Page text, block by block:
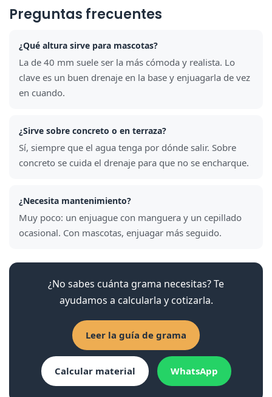
Preguntas frecuentes
¿Qué altura sirve para mascotas?
La de 40 mm suele ser la más cómoda y realista. Lo
clave es un buen drenaje en la base y enjuagarla de vez
en cuando.
¿Sirve sobre concreto o en terraza?
Sí, siempre que el agua tenga por dónde salir. Sobre
concreto se cuida el drenaje para que no se encharque.
¿Necesita mantenimiento?
Muy poco: un enjuague con manguera y un cepillado
ocasional. Con mascotas, enjuagar más seguido.
¿No sabes cuánta grama necesitas? Te
ayudamos a calcularla y cotizarla.
Leer la guía de grama
Calcular material WhatsApp